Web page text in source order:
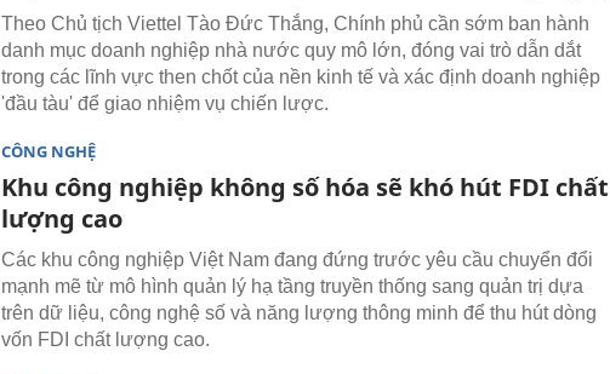
Theo Chủ tịch Viettel Tào Đức Thắng, Chính phủ cần sớm ban hành
danh mục doanh nghiệp nhà nước quy mô lớn, đóng vai trò dẫn dắt
trong các lĩnh vực then chốt của nền kinh tế và xác định doanh nghiệp
'đầu tàu' để giao nhiệm vụ chiến lược.
CÔNG NGHỆ
Khu công nghiệp không số hóa sẽ khó hút FDI chất
lượng cao
Các khu công nghiệp Việt Nam đang đứng trước yêu cầu chuyển đổi
mạnh mẽ từ mô hình quản lý hạ tầng truyền thống sang quản trị dựa
trên dữ liệu, công nghệ số và năng lượng thông minh để thu hút dòng
vốn FDI chất lượng cao.